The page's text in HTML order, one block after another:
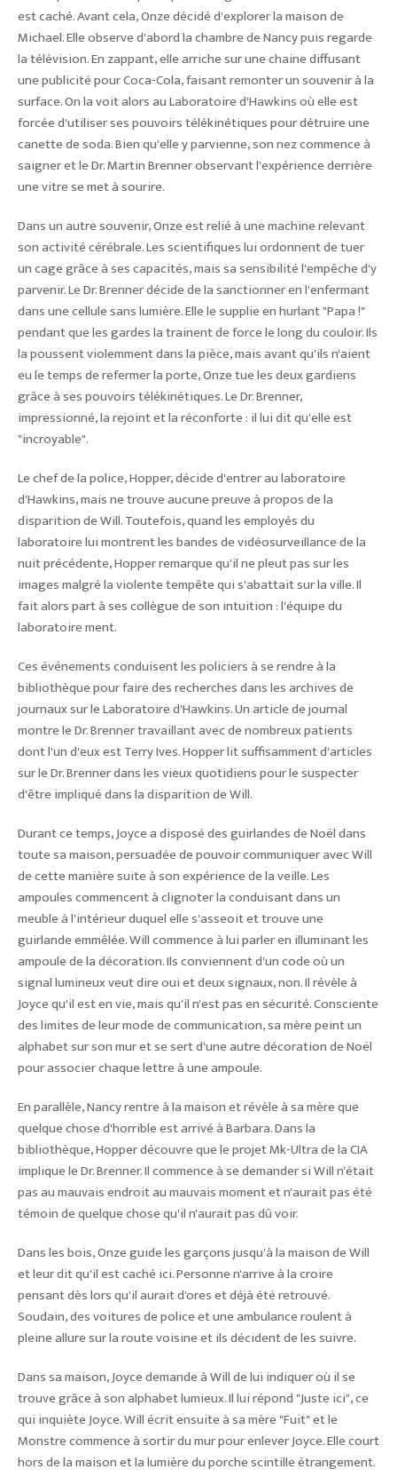
est caché. Avant cela, Onze décidé d'explorer la maison de
Michael. Elle observe d'abord la chambre de Nancy puis regarde
la télévision. En zappant, elle arriche sur une chaine diffusant
une publicité pour Coca-Cola, faisant remonter un souvenir à la
surface. On la voit alors au Laboratoire d'Hawkins où elle est
forcée d'utiliser ses pouvoirs télékinétiques pour détruire une
canette de soda. Bien qu'elle y parvienne, son nez commence à
saigner et le Dr. Martin Brenner observant l'expérience derrière
une vitre se met à sourire.
Dans un autre souvenir, Onze est relié à une machine relevant
son activité cérébrale. Les scientifiques lui ordonnent de tuer
un cage grâce à ses capacités, mais sa sensibilité l'empêche d'y
parvenir. Le Dr. Brenner décide de la sanctionner en l'enfermant
dans une cellule sans lumière. Elle le supplie en hurlant "Papa !"
pendant que les gardes la trainent de force le long du couloir. Ils
la poussent violemment dans la pièce, mais avant qu'ils n'aient
eu le temps de refermer la porte, Onze tue les deux gardiens
grâce à ses pouvoirs télékinétiques. Le Dr. Brenner,
impressionné, la rejoint et la réconforte : il lui dit qu'elle est
"incroyable".
Le chef de la police, Hopper, décide d'entrer au laboratoire
d'Hawkins, mais ne trouve aucune preuve à propos de la
disparition de Will. Toutefois, quand les employés du
laboratoire lui montrent les bandes de vidéosurveillance de la
nuit précédente, Hopper remarque qu'il ne pleut pas sur les
images malgré la violente tempête qui s'abattait sur la ville. Il
fait alors part à ses collègue de son intuition : l'équipe du
laboratoire ment.
Ces événements conduisent les policiers à se rendre à la
bibliothèque pour faire des recherches dans les archives de
journaux sur le Laboratoire d'Hawkins. Un article de journal
montre le Dr. Brenner travaillant avec de nombreux patients
dont l'un d'eux est Terry Ives. Hopper lit suffisamment d'articles
sur le Dr. Brenner dans les vieux quotidiens pour le suspecter
d'être impliqué dans la disparition de Will.
Durant ce temps, Joyce a disposé des guirlandes de Noël dans
toute sa maison, persuadée de pouvoir communiquer avec Will
de cette manière suite à son expérience de la veille. Les
ampoules commencent à clignoter la conduisant dans un
meuble à l'intérieur duquel elle s'asseoit et trouve une
guirlande emmêlée. Will commence à lui parler en illuminant les
ampoule de la décoration. Ils conviennent d'un code où un
signal lumineux veut dire oui et deux signaux, non. Il révèle à
Joyce qu'il est en vie, mais qu'il n'est pas en sécurité. Consciente
des limites de leur mode de communication, sa mère peint un
alphabet sur son mur et se sert d'une autre décoration de Noël
pour associer chaque lettre à une ampoule.
En parallèle, Nancy rentre à la maison et révèle à sa mère que
quelque chose d'horrible est arrivé à Barbara. Dans la
bibliothèque, Hopper découvre que le projet Mk-Ultra de la CIA
implique le Dr. Brenner. Il commence à se demander si Will n'était
pas au mauvais endroit au mauvais moment et n'aurait pas été
témoin de quelque chose qu'il n'aurait pas dû voir.
Dans les bois, Onze guide les garçons jusqu'à la maison de Will
et leur dit qu'il est caché ici. Personne n'arrive à la croire
pensant dès lors qu'il aurait d'ores et déjà été retrouvé.
Soudain, des voitures de police et une ambulance roulent à
pleine allure sur la route voisine et ils décident de les suivre.
Dans sa maison, Joyce demande à Will de lui indiquer où il se
trouve grâce à son alphabet lumieux. Il lui répond "Juste ici", ce
qui inquiète Joyce. Will écrit ensuite à sa mère "Fuit" et le
Monstre commence à sortir du mur pour enlever Joyce. Elle court
hors de la maison et la lumière du porche scintille étrangement.